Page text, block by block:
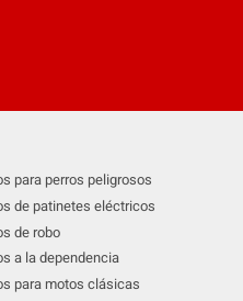
para perros peligrosos
de patinetes eléctricos
de robo
a la dependencia
para motos clásicas